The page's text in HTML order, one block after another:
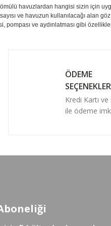
havuzlardan hangisi sizin için
ve havuzun kullanılacağı alan
ve aydınlatması gibi özellikler
ÖDEME
Kredi Kartı
ile ödeme